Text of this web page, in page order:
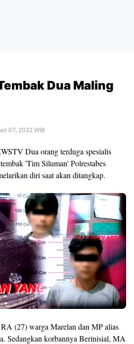
Dua Maling
07, 2022 WIB
Dua orang terduga spesialis
'Tim Siluman' Polrestabes
diri saat akan ditangkap.
(27) warga Marelan dan MP alias
Sedangkan korbannya Berinisial, MA